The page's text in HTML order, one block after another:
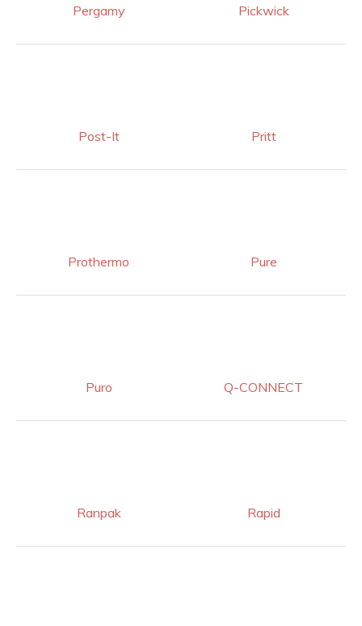
Pergamy Pickwick
Post-It Pritt
Prothermo Pure
Puro Q-CONNECT
Ranpak Rapid